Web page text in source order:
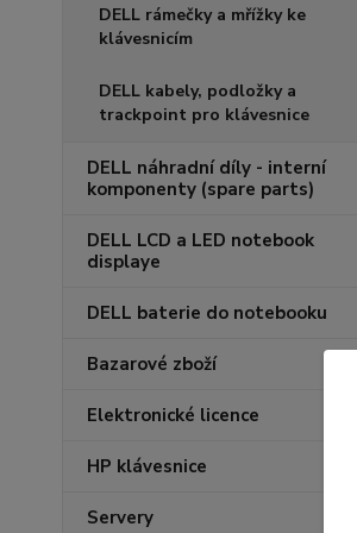
DELL rámečky a mřížky ke
klávesnicím
DELL kabely, podložky a
trackpoint pro klávesnice
DELL náhradní díly - interní
komponenty (spare parts)
DELL LCD a LED notebook
displaye
DELL baterie do notebooku
Bazarové zboží
Elektronické licence
HP klávesnice
Servery